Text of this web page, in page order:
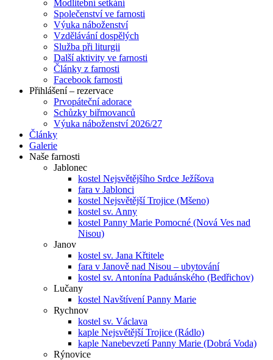
Modlitební setkání
Společenství ve farnosti
Výuka náboženství
Vzdělávání dospělých
Služba při liturgii
Další aktivity ve farnosti
Články z farnosti
Facebook farnosti
Přihlášení – rezervace
Prvopáteční adorace
Schůzky biřmovanců
Výuka náboženství 2026/27
Články
Galerie
Naše farnosti
Jablonec
kostel Nejsvětějšího Srdce Ježíšova
fara v Jablonci
kostel Nejsvětější Trojice (Mšeno)
kostel sv. Anny
kostel Panny Marie Pomocné (Nová Ves nad
Nisou)
Janov
kostel sv. Jana Křtitele
fara v Janově nad Nisou – ubytování
kostel sv. Antonína Paduánského (Bedřichov)
Lučany
kostel Navštívení Panny Marie
Rychnov
kostel sv. Václava
kaple Nejsvětější Trojice (Rádlo)
kaple Nanebevzetí Panny Marie (Dobrá Voda)
Rýnovice